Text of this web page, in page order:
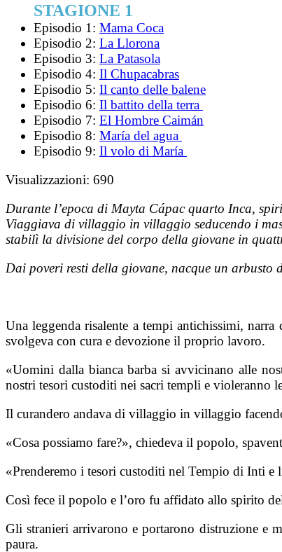
STAGIONE 1
Episodio 1: Mama Coca
Episodio 2: La Llorona
Episodio 3: La Patasola
Episodio 4: Il Chupacabras
Episodio 5: Il canto delle balene
Episodio 6: Il battito della terra
Episodio 7: El Hombre Caimán
Episodio 8: María del agua
Episodio 9: Il volo di María
Visualizzazioni: 690
Durante l’epoca di Mayta Cápac quarto Inca,
Viaggiava di villaggio in villaggio seducendo i
stabilì la divisione del corpo della giovane in
Dai poveri resti della giovane, nacque un
Una leggenda risalente a tempi antichissimi,
svolgeva con cura e devozione il proprio lavoro.
«Uomini dalla bianca barba si avvicinano alle
nostri tesori custoditi nei sacri templi e violeranno
Il curandero andava di villaggio in villaggio
«Cosa possiamo fare?», chiedeva il popolo,
«Prenderemo i tesori custoditi nel Tempio di Inti
Così fece il popolo e l’oro fu affidato allo spirito
Gli stranieri arrivarono e portarono distruzione e
paura.